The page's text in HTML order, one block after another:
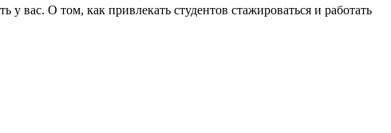
вас. О том, как привлекать студентов стажироваться и работать